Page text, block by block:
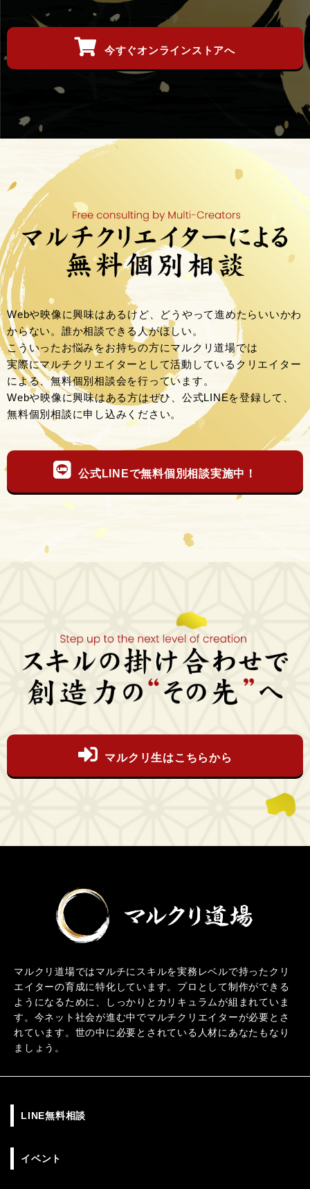
今すぐオンラインストアへ
Webや映像に興味はあるけど、どうやって進めたらいいかわ
からない。誰か相談できる人がほしい。
こういったお悩みをお持ちの方にマルクリ道場では
実際にマルチクリエイターとして活動しているクリエイター
による、無料個別相談会を行っています。
Webや映像に興味はある方はぜひ、公式LINEを登録して、
無料個別相談に申し込みください。
公式LINEで無料個別相談実施中！
マルクリ生はこちらから
マルクリ道場ではマルチにスキルを実務レベルで持ったクリ
エイターの育成に特化しています。プロとして制作ができる
ようになるために、しっかりとカリキュラムが組まれていま
す。今ネット社会が進む中でマルチクリエイターが必要とさ
れています。世の中に必要とされている人材にあなたもなり
ましょう。
LINE無料相談
イベント